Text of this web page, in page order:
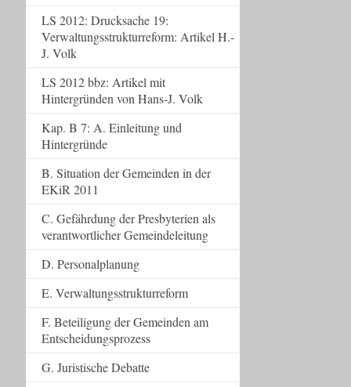
LS 2012: Drucksache 19:
Verwaltungsstrukturreform: Artikel H.-
J. Volk
LS 2012 bbz: Artikel mit
Hintergründen von Hans-J. Volk
Kap. B 7: A. Einleitung und
Hintergründe
B. Situation der Gemeinden in der
EKiR 2011
C. Gefährdung der Presbyterien als
verantwortlicher Gemeindeleitung
D. Personalplanung
E. Verwaltungsstrukturreform
F. Beteiligung der Gemeinden am
Entscheidungsprozess
G. Juristische Debatte